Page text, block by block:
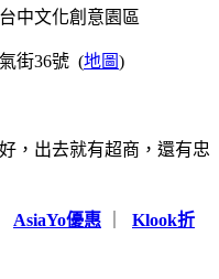
中文化創意園區
街36號 (地圖)
，出去就有超商，還有忠
AsiaYo優惠
Klook折